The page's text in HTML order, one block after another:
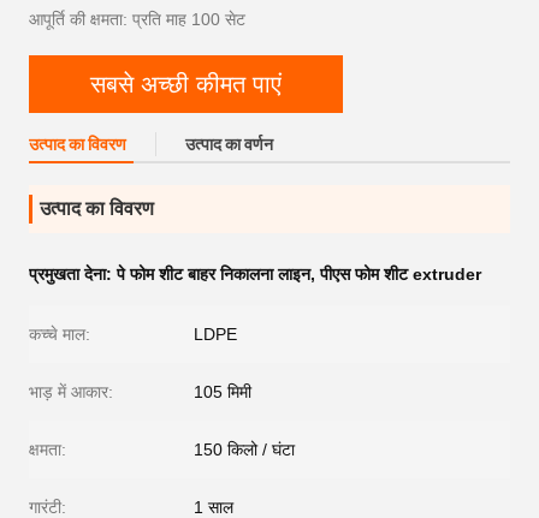
आपूर्ति की क्षमता: प्रति माह 100 सेट
सबसे अच्छी कीमत पाएं
उत्पाद का विवरण उत्पाद का वर्णन
उत्पाद का विवरण
प्रमुखता देना:पे फोम शीट बाहर निकालना लाइन,पीएस फोम शीट extruder
कच्चे माल: LDPE
भाड़ में आकार: 105 मिमी
क्षमता: 150 किलो / घंटा
गारंटी: 1 साल